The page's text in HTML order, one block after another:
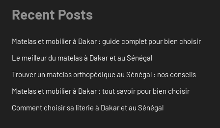
Recent Posts
Matelas et mobilier à Dakar : guide complet pour bien choisir
Le meilleur du matelas à Dakar et au Sénégal
Trouver un matelas orthopédique au Sénégal : nos conseils
Matelas et mobilier à Dakar : tout savoir pour bien choisir
Comment choisir sa literie à Dakar et au Sénégal